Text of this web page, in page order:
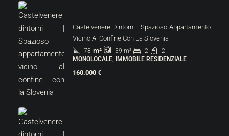
Castelvenere Dintorni | Spazioso Appartamento
Vicino Al Confine Con La Slovenia
78 m² 39 m² 2
2
MONOLOCALE, IMMOBILE RESIDENZIALE
160.000 €